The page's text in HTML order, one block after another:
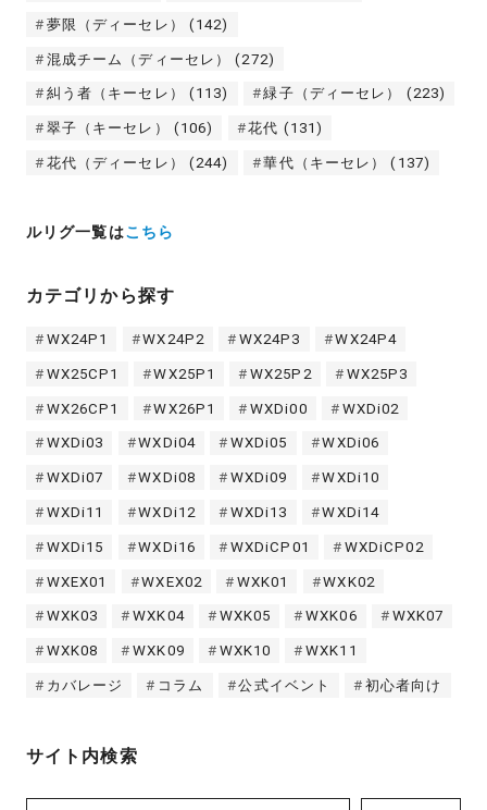
夢限（ディーセレ） (142)
混成チーム（ディーセレ） (272)
糾う者（キーセレ） (113) 緑子（ディーセレ） (223)
翠子（キーセレ） (106) 花代 (131)
花代（ディーセレ） (244) 華代（キーセレ） (137)
ルリグ一覧はこちら
カテゴリから探す
WX24P1 WX24P2 WX24P3 WX24P4
WX25CP1 WX25P1 WX25P2 WX25P3
WX26CP1 WX26P1 WXDi00 WXDi02
WXDi03 WXDi04 WXDi05 WXDi06
WXDi07 WXDi08 WXDi09 WXDi10
WXDi11 WXDi12 WXDi13 WXDi14
WXDi15 WXDi16 WXDiCP01 WXDiCP02
WXEX01 WXEX02 WXK01 WXK02
WXK03 WXK04 WXK05 WXK06 WXK07
WXK08 WXK09 WXK10 WXK11
カバレージ コラム 公式イベント 初心者向け
サイト内検索